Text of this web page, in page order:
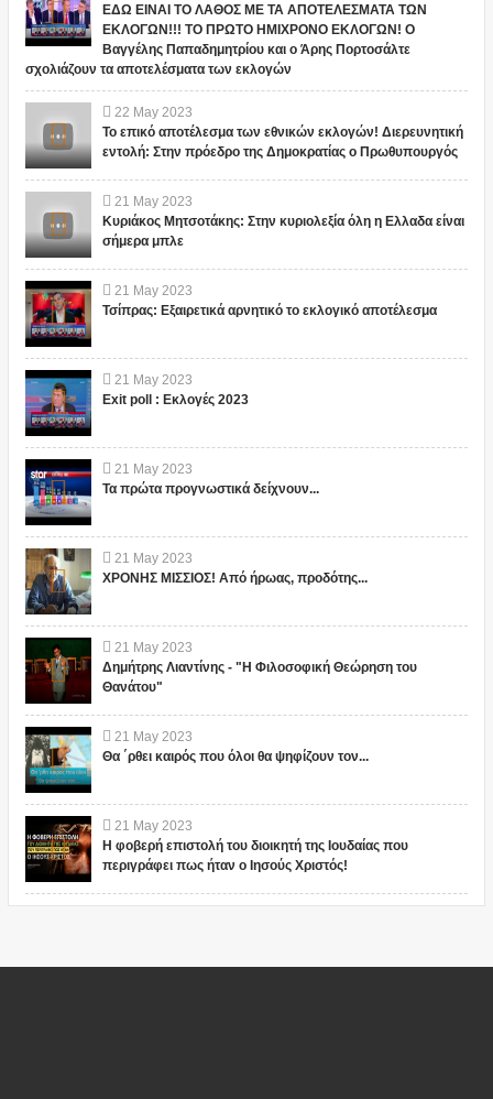
ΕΔΩ ΕΙΝΑΙ ΤΟ ΛΑΘΟΣ ΜΕ ΤΑ ΑΠΟΤΕΛΕΣΜΑΤΑ ΤΩΝ
ΕΚΛΟΓΩΝ!!! ΤΟ ΠΡΩΤΟ ΗΜΙΧΡΟΝΟ ΕΚΛΟΓΩΝ! Ο
Βαγγέλης Παπαδημητρίου και ο Άρης Πορτοσάλτε
σχολιάζουν τα αποτελέσματα των εκλογών
22 May 2023
Το επικό αποτέλεσμα των εθνικών εκλογών! Διερευνητική
εντολή: Στην πρόεδρο της Δημοκρατίας ο Πρωθυπουργός
21 May 2023
Κυριάκος Μητσοτάκης: Στην κυριολεξία όλη η Ελλαδα είναι
σήμερα μπλε
21 May 2023
Τσίπρας: Εξαιρετικά αρνητικό το εκλογικό αποτέλεσμα
21 May 2023
Exit poll : Εκλογές 2023
21 May 2023
Τα πρώτα προγνωστικά δείχνουν...
21 May 2023
ΧΡΟΝΗΣ ΜΙΣΣΙΟΣ! Από ήρωας, προδότης...
21 May 2023
Δημήτρης Λιαντίνης - "Η Φιλοσοφική Θεώρηση του
Θανάτου"
21 May 2023
Θα ΄ρθει καιρός που όλοι θα ψηφίζουν τον...
21 May 2023
Η φοβερή επιστολή του διοικητή της Ιουδαίας που
περιγράφει πως ήταν ο Ιησούς Χριστός!